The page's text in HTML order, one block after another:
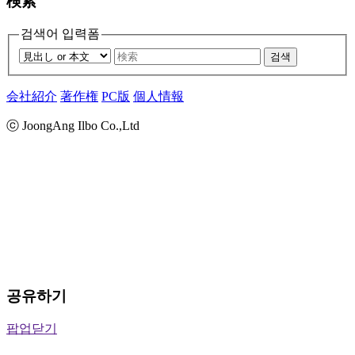
검색어 입력폼
검색
会社紹介 著作権 PC版 個人情報
ⓒ JoongAng Ilbo Co.,Ltd
공유하기
팝업닫기